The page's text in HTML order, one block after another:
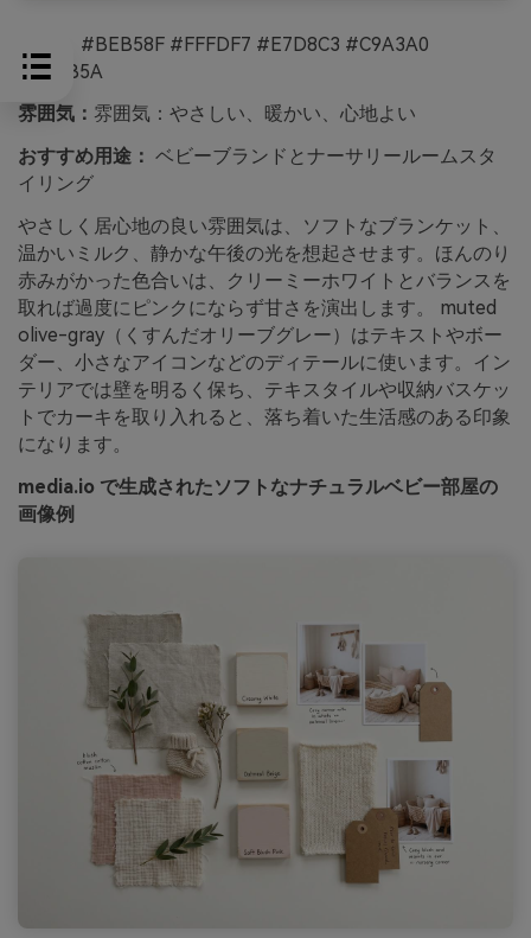
#BEB58F #FFFDF7 #E7D8C3 #C9A3A0
#6B6B5A
雰囲気： 雰囲気：やさしい、暖かい、心地よい
おすすめ用途： ベビーブランドとナーサリールームスタ
イリング
やさしく居心地の良い雰囲気は、ソフトなブランケット、
温かいミルク、静かな午後の光を想起させます。ほんのり
赤みがかった色合いは、クリーミーホワイトとバランスを
取れば過度にピンクにならず甘さを演出します。 muted
olive-gray（くすんだオリーブグレー）はテキストやボー
ダー、小さなアイコンなどのディテールに使います。イン
テリアでは壁を明るく保ち、テキスタイルや収納バスケッ
トでカーキを取り入れると、落ち着いた生活感のある印象
になります。
media.io で生成されたソフトなナチュラルベビー部屋の
画像例